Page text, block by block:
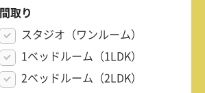
間取り
スタジオ（ワンルーム）
1ベッドルーム（1LDK）
2ベッドルーム（2LDK）